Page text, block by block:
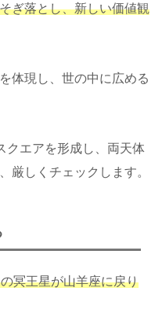
ぎ落とし、新しい価値観
体現し、世の中に広める
クエアを形成し、両天体
厳しくチェックします。
冥王星が山羊座に戻り